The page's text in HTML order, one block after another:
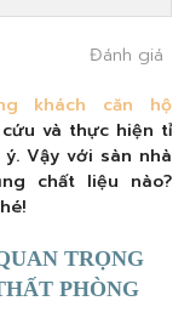
Đánh giá
khách căn hộ
và thực hiện tỉ
Vậy với sàn nhà
chất liệu nào?
TRỌNG
PHÒNG